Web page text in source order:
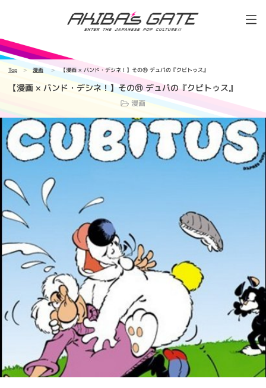
Top 漫画 【漫画 × バンド・デシネ！】その㉛ デュパの『クビトゥス』
【漫画 × バンド・デシネ！】その㉛ デュパの『クビトゥス』
漫画